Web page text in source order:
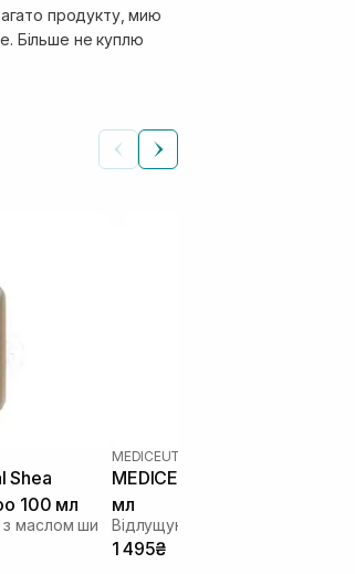
продукту, мию
Більше не куплю
Shea
100 мл
маслом ши
MEDICEUTICALS
MEDICEUTICALS X-Derma
мл
1 495₴